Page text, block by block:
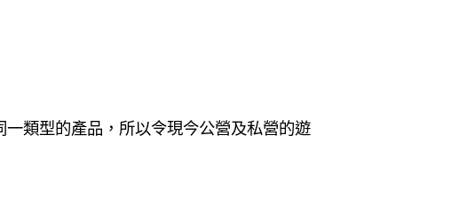
類型的產品，所以令現今公營及私營的遊